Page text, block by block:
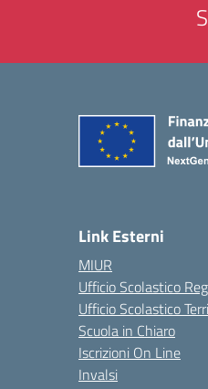
Link Esterni
MIUR
Ufficio Scolastico
Ufficio Scolastico
Scuola in Chiaro
Iscrizioni On Line
Invalsi